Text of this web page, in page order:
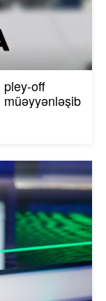
pley-off